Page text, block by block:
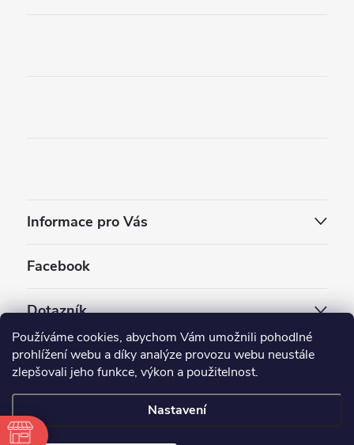
Používáme cookies, abychom Vám umožnili pohodlné
prohlížení webu a díky analýze provozu webu neustále
zlepšovali jeho funkce, výkon a použitelnost.
Nastavení
Informace pro Vás
Facebook
Dotazník
Jaký styl vapování vám vyhovuje ?
Copyright 2026